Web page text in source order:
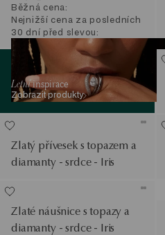
Běžná cena:
Nejnižší cena za posledních
30 dní před slevou:
Letníinspirace
Zobrazit produkty
Zobrazit produkty
Zlatý přívesek s topazem a
diamanty - srdce - Iris
Zlaté náušnice s topazy a
diamanty - srdce - Iris